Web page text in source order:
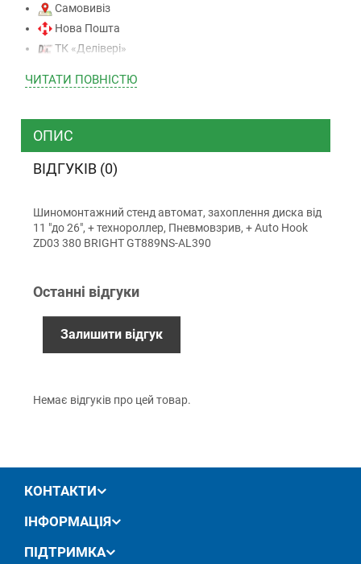
Самовивіз
Нова Пошта
ТК «Делівері»
ТК “Justin”
ТК ”УкрПошта”
Готівкою (тільки для Києва)
Накладений платіж (при отриманні)
Безготівковий розрахунок (з ПДВ)
12 місяців офіційної гарантії від виробника
ЧИТАТИ ПОВНIСТЮ
ОПИС
ВІДГУКІВ (0)
Шиномонтажний стенд автомат, захоплення диска від
11 "до 26", + технороллер, Пневмовзрив, + Auto Hook
ZD03 380 BRIGHT GT889NS-AL390
Останні відгуки
Залишити відгук
Немає відгуків про цей товар.
КОНТАКТИ
ІНФОРМАЦІЯ
ПІДТРИМКА